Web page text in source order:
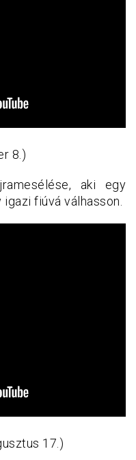
8.)
aki egy
fiúvá válhasson.
17.)